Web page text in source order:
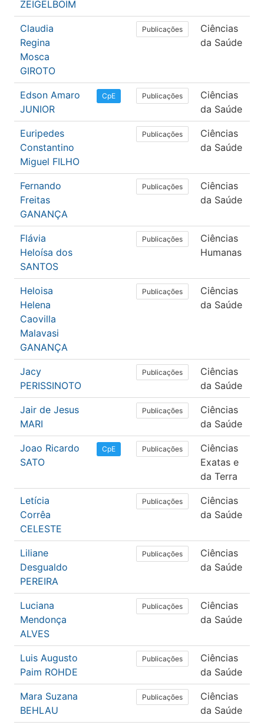
ZEIGELBOIM
Claudia
Regina
Mosca
GIROTO
Publicações
Ciências
da Saúde
Edson Amaro
JUNIOR
CpE Publicações
Ciências
da Saúde
Euripedes
Constantino
Miguel FILHO
Publicações
Ciências
da Saúde
Fernando
Freitas
GANANÇA
Publicações
Ciências
da Saúde
Flávia
Heloísa dos
SANTOS
Publicações
Ciências
Humanas
Heloisa
Helena
Caovilla
Malavasi
GANANÇA
Publicações
Ciências
da Saúde
Jacy
PERISSINOTO
Publicações
Ciências
da Saúde
Jair de Jesus
MARI
Publicações
Ciências
da Saúde
Joao Ricardo
SATO
CpE Publicações
Ciências
Exatas e
da Terra
Letícia
Corrêa
CELESTE
Publicações
Ciências
da Saúde
Liliane
Desgualdo
PEREIRA
Publicações
Ciências
da Saúde
Luciana
Mendonça
ALVES
Publicações
Ciências
da Saúde
Luis Augusto
Paim ROHDE
Publicações
Ciências
da Saúde
Mara Suzana
BEHLAU
Publicações
Ciências
da Saúde